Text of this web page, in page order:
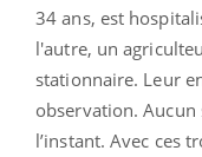
34 ans, est
l'autre, un
stationnaire. Leur
observation. Aucun
l’instant. Avec ces